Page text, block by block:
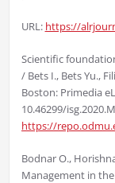
URL: https://
Scientific
/ Bets I., Bets Yu.,
Boston: Primedia
10.46299/
https://
Bodnar O.,
Management in